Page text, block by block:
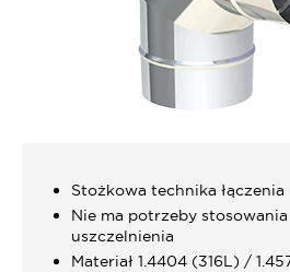
Stożkowa technika łączenia
Nie ma potrzeby
uszczelnienia
Materiał 1.4404 (316L) /